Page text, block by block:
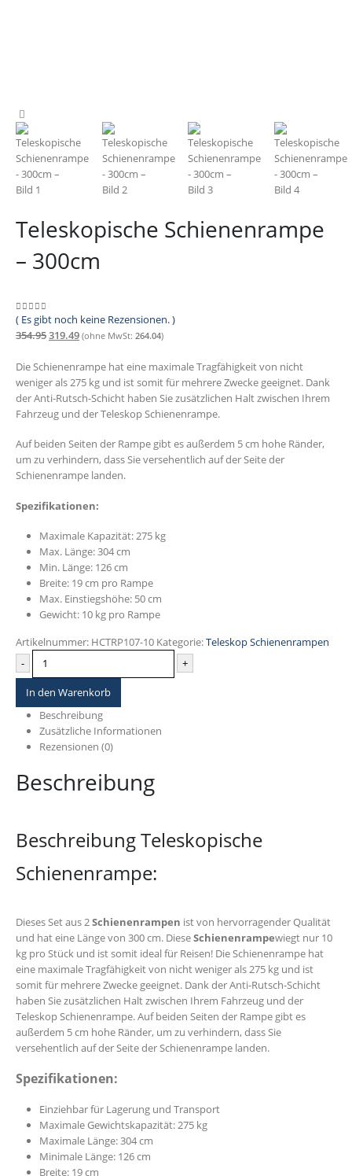
Teleskopische Schienenrampe
– 300cm
0 out of 5
( Es gibt noch keine Rezensionen. )
354.95Ursprünglicher
war:
€354.95
319.49Aktueller
ist:
€319.49.
(ohne MwSt: 264.04)
Die Schienenrampe hat eine maximale Tragfähigkeit von nicht
weniger als 275 kg und ist somit für mehrere Zwecke geeignet. Dank
der Anti-Rutsch-Schicht haben Sie zusätzlichen Halt zwischen Ihrem
Fahrzeug und der Teleskop Schienenrampe.
Auf beiden Seiten der Rampe gibt es außerdem 5 cm hohe Ränder,
um zu verhindern, dass Sie versehentlich auf der Seite der
Schienenrampe landen.
Spezifikationen:
Maximale Kapazität: 275 kg
Max. Länge: 304 cm
Min. Länge: 126 cm
Breite: 19 cm pro Rampe
Max. Einstiegshöhe: 50 cm
Gewicht: 10 kg pro Rampe
Artikelnummer: HCTRP107-10 Kategorie:Teleskop Schienenrampen
-
+
In den Warenkorb
Beschreibung
Zusätzliche Informationen
Rezensionen (0)
Beschreibung
Beschreibung Teleskopische
Schienenrampe:
Dieses Set aus 2Schienenrampen ist von hervorragender Qualität
und hat eine Länge von 300 cm. DieseSchienenrampewiegt nur 10
kg pro Stück und ist somit ideal für Reisen! Die Schienenrampe hat
eine maximale Tragfähigkeit von nicht weniger als 275 kg und ist
somit für mehrere Zwecke geeignet. Dank der Anti-Rutsch-Schicht
haben Sie zusätzlichen Halt zwischen Ihrem Fahrzeug und der
Teleskop Schienenrampe. Auf beiden Seiten der Rampe gibt es
außerdem 5 cm hohe Ränder, um zu verhindern, dass Sie
versehentlich auf der Seite der Schienenrampe landen.
Spezifikationen:
Einziehbar für Lagerung und Transport
Maximale Gewichtskapazität: 275 kg
Maximale Länge: 304 cm
Minimale Länge: 126 cm
Breite: 19 cm